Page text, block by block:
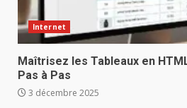
Internet
Maîtrisez les Tableaux en
Pas à Pas
3 décembre 2025